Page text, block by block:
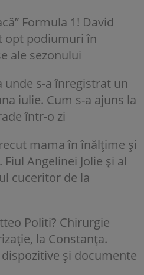
Formula 1! David
opt podiumuri în
ale sezonului
unde s-a înregistrat un
iulie. Cum s-a ajuns la
într-o zi
mama în înălțime și
Angelinei Jolie și al
cuceritor de la
Politi? Chirurgie
la Constanța.
și documente